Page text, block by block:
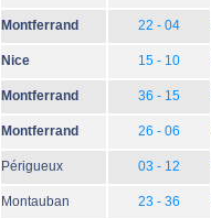
Montferrand 22 - 04
Nice 15 - 10
Montferrand 36 - 15
Montferrand 26 - 06
Périgueux 03 - 12
Montauban 23 - 36